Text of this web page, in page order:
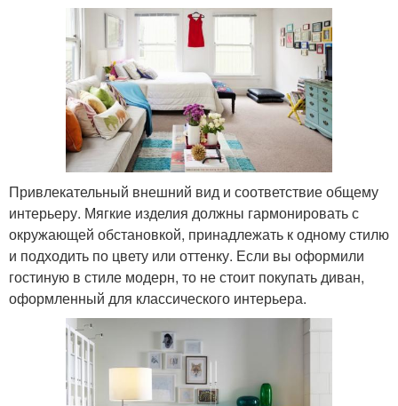
Привлекательный внешний вид и соответствие общему
интерьеру. Мягкие изделия должны гармонировать с
окружающей обстановкой, принадлежать к одному стилю
и подходить по цвету или оттенку. Если вы оформили
гостиную в стиле модерн, то не стоит покупать диван,
оформленный для классического интерьера.